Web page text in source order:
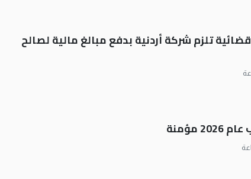
تلزم شركة أردنية بدفع مبالغ مالية لصالح
مؤمنة